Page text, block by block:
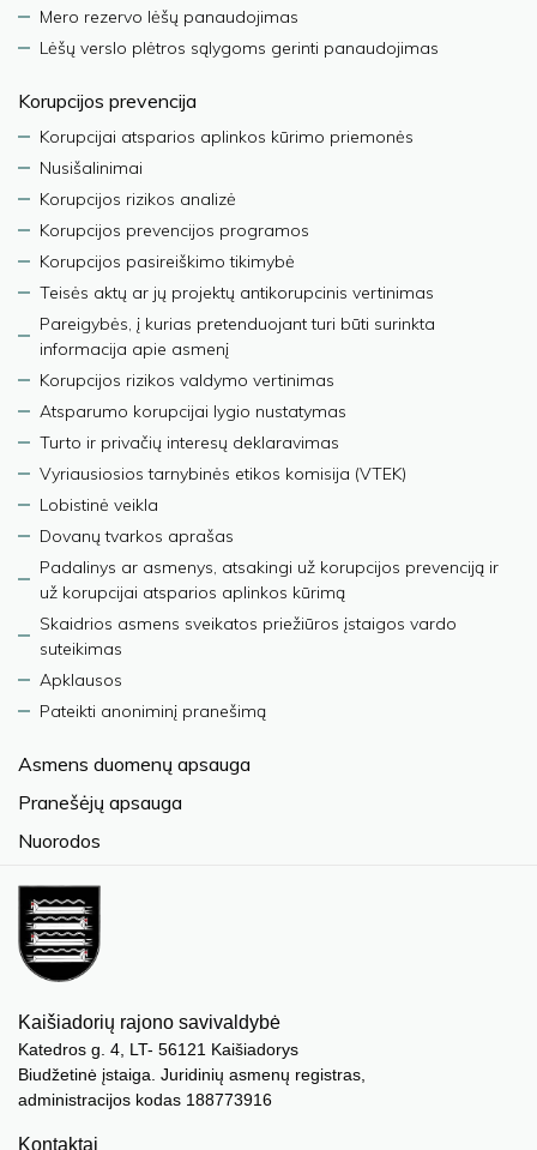
Mero rezervo lėšų panaudojimas
Lėšų verslo plėtros sąlygoms gerinti panaudojimas
Korupcijos prevencija
Korupcijai atsparios aplinkos kūrimo priemonės
Nusišalinimai
Korupcijos rizikos analizė
Korupcijos prevencijos programos
Korupcijos pasireiškimo tikimybė
Teisės aktų ar jų projektų antikorupcinis vertinimas
Pareigybės, į kurias pretenduojant turi būti surinkta
informacija apie asmenį
Korupcijos rizikos valdymo vertinimas
Atsparumo korupcijai lygio nustatymas
Turto ir privačių interesų deklaravimas
Vyriausiosios tarnybinės etikos komisija (VTEK)
Lobistinė veikla
Dovanų tvarkos aprašas
Padalinys ar asmenys, atsakingi už korupcijos prevenciją ir
už korupcijai atsparios aplinkos kūrimą
Skaidrios asmens sveikatos priežiūros įstaigos vardo
suteikimas
Apklausos
Pateikti anoniminį pranešimą
Asmens duomenų apsauga
Pranešėjų apsauga
Nuorodos
Kaišiadorių rajono savivaldybė
Katedros g. 4, LT- 56121 Kaišiadorys
Biudžetinė įstaiga. Juridinių asmenų registras,
administracijos kodas 188773916
Kontaktai